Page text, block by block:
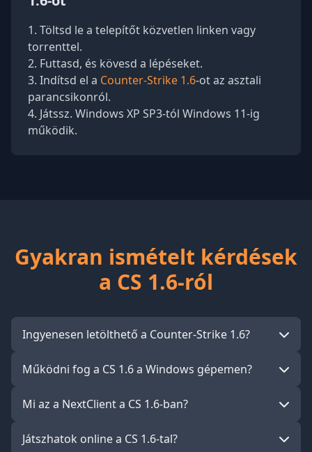
Töltsd le a telepítőt közvetlen linken vagy
torrenttel.
Futtasd, és kövesd a lépéseket.
Indítsd el a Counter-Strike 1.6-ot az asztali
parancsikonról.
Játssz. Windows XP SP3-tól Windows 11-ig
működik.
Gyakran ismételt kérdések
a CS 1.6-ról
Ingyenesen letölthető a Counter-Strike 1.6?
Működni fog a CS 1.6 a Windows gépemen?
Mi az a NextClient a CS 1.6-ban?
Játszhatok online a CS 1.6-tal?